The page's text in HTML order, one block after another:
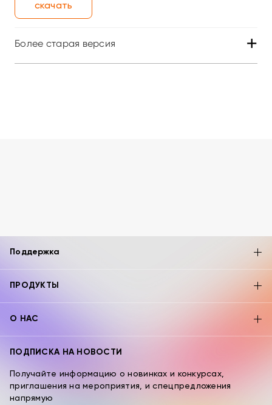
скачать
Более старая версия +
Поддержка
ПРОДУКТЫ
О НАС
ПОДПИСКА НА НОВОСТИ
Получайте информацию о новинках и конкурсах,
приглашения на мероприятия, и спецпредложения
напрямую